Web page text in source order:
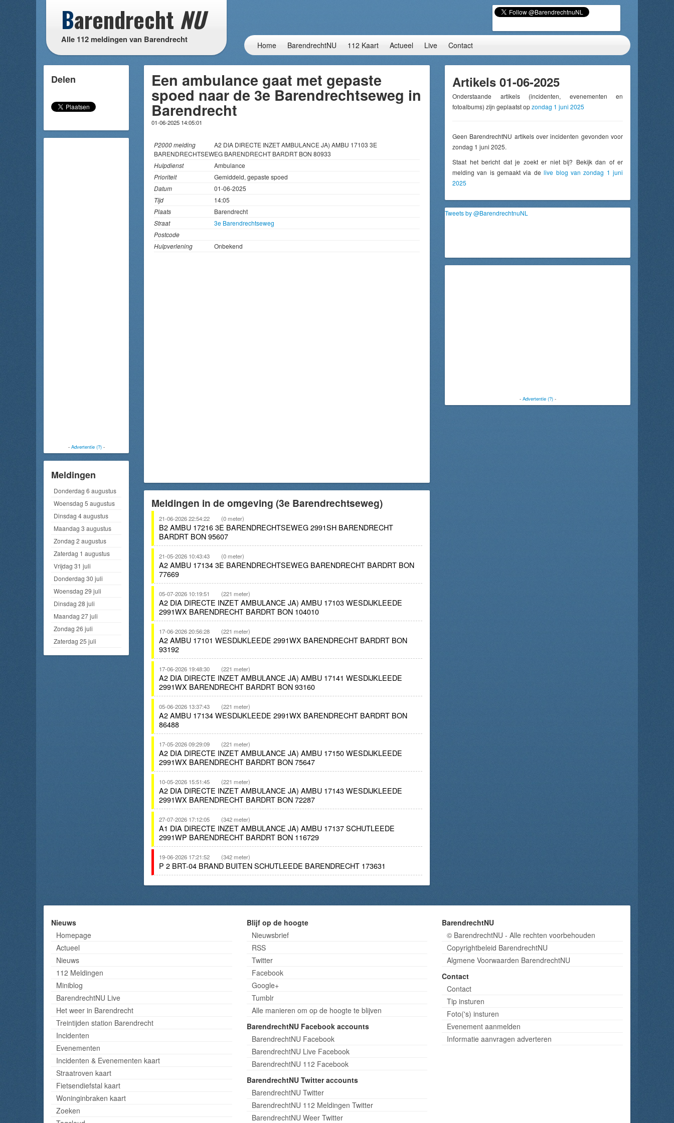
Barendrecht NU
Alle 112 meldingen van Barendrecht
Home BarendrechtNU 112 Kaart Actueel Live Contact
Delen
- Advertentie (?)-
Meldingen
Donderdag 6 augustus
Woensdag 5 augustus
Dinsdag 4 augustus
Maandag 3 augustus
Zondag 2 augustus
Zaterdag 1 augustus
Vrijdag 31 juli
Donderdag 30 juli
Woensdag 29 juli
Dinsdag 28 juli
Maandag 27 juli
Zondag 26 juli
Zaterdag 25 juli
Een ambulance gaat met gepaste
spoed naar de 3e Barendrechtseweg in
Barendrecht
01-06-2025 14:05:01
P2000 melding
A2 DIA DIRECTE INZET AMBULANCE JA) AMBU 17103 3E
BARENDRECHTSEWEG BARENDRECHT BARDRT BON 80933
Hulpdienst
Ambulance
Prioriteit
Gemiddeld, gepaste spoed
Datum
01-06-2025
Tijd
14:05
Plaats
Barendrecht
Straat
3e Barendrechtseweg
Postcode
Hulpverlening
Onbekend
Meldingen in de omgeving (3e Barendrechtseweg)
21-06-2026 22:54:22 (0 meter)
B2 AMBU 17216 3E BARENDRECHTSEWEG 2991SH BARENDRECHT
BARDRT BON 95607
21-05-2026 10:43:43 (0 meter)
A2 AMBU 17134 3E BARENDRECHTSEWEG BARENDRECHT BARDRT BON
77669
05-07-2026 10:19:51 (221 meter)
A2 DIA DIRECTE INZET AMBULANCE JA) AMBU 17103 WESDIJKLEEDE
2991WX BARENDRECHT BARDRT BON 104010
17-06-2026 20:56:28 (221 meter)
A2 AMBU 17101 WESDIJKLEEDE 2991WX BARENDRECHT BARDRT BON
93192
17-06-2026 19:48:30 (221 meter)
A2 DIA DIRECTE INZET AMBULANCE JA) AMBU 17141 WESDIJKLEEDE
2991WX BARENDRECHT BARDRT BON 93160
05-06-2026 13:37:43 (221 meter)
A2 AMBU 17134 WESDIJKLEEDE 2991WX BARENDRECHT BARDRT BON
86488
17-05-2026 09:29:09 (221 meter)
A2 DIA DIRECTE INZET AMBULANCE JA) AMBU 17150 WESDIJKLEEDE
2991WX BARENDRECHT BARDRT BON 75647
10-05-2026 15:51:45 (221 meter)
A2 DIA DIRECTE INZET AMBULANCE JA) AMBU 17143 WESDIJKLEEDE
2991WX BARENDRECHT BARDRT BON 72287
27-07-2026 17:12:05 (342 meter)
A1 DIA DIRECTE INZET AMBULANCE JA) AMBU 17137 SCHUTLEEDE
2991WP BARENDRECHT BARDRT BON 116729
19-06-2026 17:21:52 (342 meter)
P 2 BRT-04 BRAND BUITEN SCHUTLEEDE BARENDRECHT 173631
Artikels 01-06-2025
Onderstaande artikels (incidenten, evenementen en
fotoalbums) zijn geplaatst opzondag 1 juni 2025
Geen BarendrechtNU artikels over incidenten gevonden voor
zondag 1 juni 2025.
Staat het bericht dat je zoekt er niet bij? Bekijk dan of er
melding van is gemaakt via delive blog van zondag 1 juni
2025
Tweets by @BarendrechtnuNL
- Advertentie (?)-
Nieuws
Homepage
Actueel
Nieuws
112 Meldingen
Miniblog
BarendrechtNU Live
Het weer in Barendrecht
Treintijden station Barendrecht
Incidenten
Evenementen
Incidenten & Evenementen kaart
Straatroven kaart
Fietsendiefstal kaart
Woninginbraken kaart
Zoeken
Blijf op de hoogte
Nieuwsbrief
RSS
Twitter
Facebook
Google+
Tumblr
Alle manieren om op de hoogte te blijven
BarendrechtNU Facebook accounts
BarendrechtNU Facebook
BarendrechtNU Live Facebook
BarendrechtNU 112 Facebook
BarendrechtNU Twitter accounts
BarendrechtNU Twitter
BarendrechtNU 112 Meldingen Twitter
BarendrechtNU Weer Twitter
BarendrechtNU
© BarendrechtNU - Alle rechten voorbehouden
Copyrightbeleid BarendrechtNU
Algmene Voorwaarden BarendrechtNU
Contact
Contact
Tip insturen
Foto('s) insturen
Evenement aanmelden
Informatie aanvragen adverteren